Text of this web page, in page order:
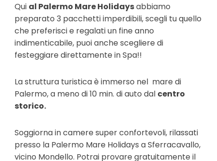
Qui al Palermo Mare Holidaysabbiamo
preparato 3 pacchetti imperdibili,scegli tu quello
che preferisci e regalati un fine anno
indimenticabile, puoi anche scegliere di
festeggiare direttamente in Spa!!
La struttura turistica è immerso nel mare di
Palermo, a meno di 10 min. di auto dal centro
storico.
Soggiorna in camere super confortevoli, rilassati
presso la Palermo Mare Holidays a Sferracavallo,
vicino Mondello. Potrai provare gratuitamente il